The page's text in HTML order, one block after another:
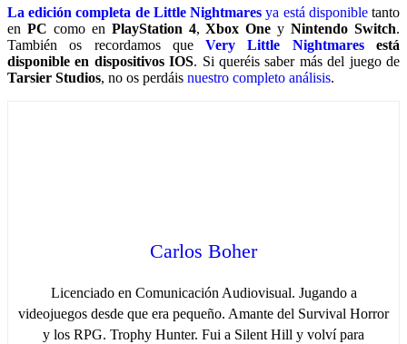
La edición completa de Little Nightmares ya está disponibletanto
en PC como en PlayStation 4,Xbox One yNintendo Switch.
También os recordamos queVery Little Nightmaresestá
disponible en dispositivos IOS. Si queréis saber más del juego de
Tarsier Studios, no os perdáis nuestro completo análisis.
Carlos Boher
Licenciado en Comunicación Audiovisual. Jugando a
videojuegos desde que era pequeño. Amante del Survival Horror
y los RPG. Trophy Hunter. Fui a Silent Hill y volví para